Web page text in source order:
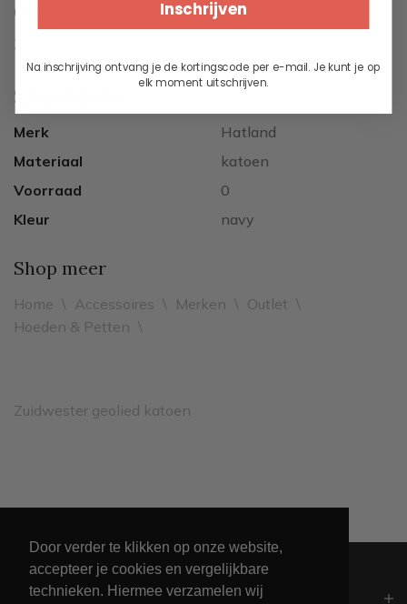
Door verder te klikken op onze website,
accepteer je cookies en vergelijkbare
technieken. Hiermee verzamelen wij
Omschrijving
Zuidwester van geolied katoen.
Specificaties
Merk
Hatland
Materiaal
katoen
Voorraad
0
Kleur
navy
Shop meer
Home \ Accessoires \ Merken \ Outlet \
Hoeden & Petten \
Zuidwester geolied katoen
Algemeen
Inschrijven
Na inschrijving ontvang je de kortingscode per e-mail. Je kunt je op
elk moment uitschrijven.